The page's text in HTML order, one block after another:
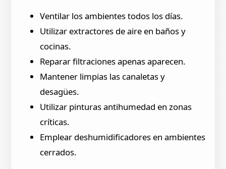
Ventilar los ambientes todos los días.
Utilizar extractores de aire en baños y
cocinas.
Reparar filtraciones apenas aparecen.
Mantener limpias las canaletas y
desagües.
Utilizar pinturas antihumedad en zonas
críticas.
Emplear deshumidificadores en ambientes
cerrados.